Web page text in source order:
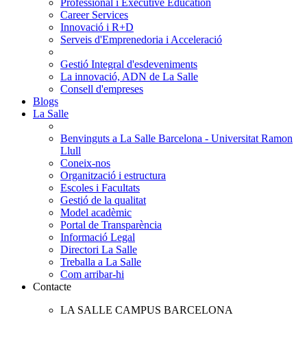
Professional i Executive Education
Career Services
Innovació i R+D
Serveis d'Emprenedoria i Acceleració
Gestió Integral d'esdeveniments
La innovació, ADN de La Salle
Consell d'empreses
Blogs
La Salle
Benvinguts a La Salle Barcelona - Universitat Ramon
Llull
Coneix-nos
Organització i estructura
Escoles i Facultats
Gestió de la qualitat
Model acadèmic
Portal de Transparència
Informació Legal
Directori La Salle
Treballa a La Salle
Com arribar-hi
Contacte
LA SALLE CAMPUS BARCELONA